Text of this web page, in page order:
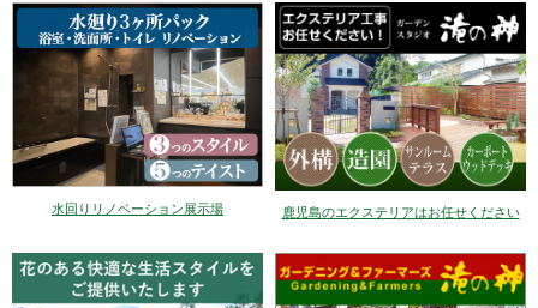
水回りリノベーション展示場 鹿児島のエクステリアはお任せください